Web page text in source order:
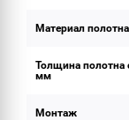
Материал
Толщина полотна
мм
Монтаж